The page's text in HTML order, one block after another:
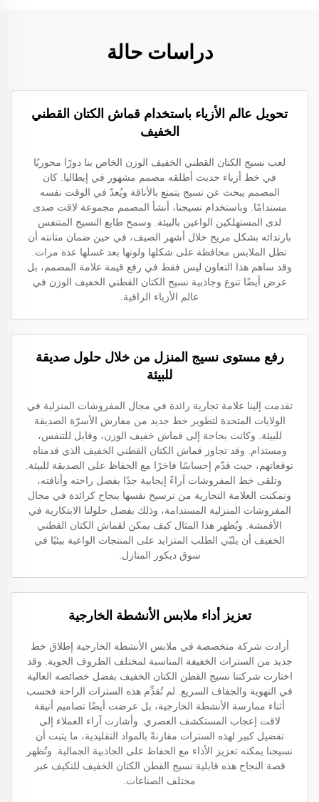
دراسات حالة
تحويل عالم الأزياء باستخدام قماش الكتان القطني
الخفيف
لعب نسيج الكتان القطني الخفيف الوزن الخاص بنا دورًا محوريًا
في خط أزياء حديث أطلقه مصمم مشهور في إيطاليا. كان
المصمم يبحث عن نسيج يتمتع بالأناقة ويُعدّ في الوقت نفسه
مستدامًا. وباستخدام نسيجنا، أنشأ المصمم مجموعة لاقت صدى
لدى المستهلكين الواعين بالبيئة. وسمح طابع النسيج المتنفس
بارتدائه بشكل مريح خلال أشهر الصيف، في حين ضمان متانته أن
تظل الملابس محافظة على شكلها ولونها بعد غسلها عدة مرات.
وقد ساهم هذا التعاون ليس فقط في رفع قيمة علامة المصمم، بل
عرض أيضًا تنوع وجاذبية نسيج الكتان القطني الخفيف الوزن في
عالم الأزياء الراقية.
رفع مستوى نسيج المنزل من خلال حلول صديقة
للبيئة
تقدمت إلينا علامة تجارية رائدة في مجال المفروشات المنزلية في
الولايات المتحدة لتطوير خط جديد من مفارش الأسرّة الصديقة
للبيئة. وكانت بحاجة إلى قماش خفيف الوزن، وقابل للتنفس،
ومستدام. وقد تجاوز قماش الكتان القطني الخفيف الذي قدمناه
توقعاتهم، حيث قدّم إحساسًا فاخرًا مع الحفاظ على الصديقة للبيئة.
وتلقى خط المفروشات آراءً إيجابية جدًا بفضل راحته وأناقته،
وتمكنت العلامة التجارية من ترسيخ نفسها بنجاح كرائدة في مجال
المفروشات المنزلية المستدامة، وذلك بفضل حلولنا الابتكارية في
الأقمشة. ويُظهر هذا المثال كيف يمكن لقماش الكتان القطني
الخفيف أن يلبّي الطلب المتزايد على المنتجات الواعية بيئيًا في
سوق ديكور المنازل.
تعزيز أداء ملابس الأنشطة الخارجية
أرادت شركة متخصصة في ملابس الأنشطة الخارجية إطلاق خط
جديد من السترات الخفيفة المناسبة لمختلف الظروف الجوية. وقد
اختارت شركتنا نسيج القطن الكتان الخفيف بفضل خصائصه العالية
في التهوية والجفاف السريع. لم تُقدِّم هذه السترات الراحة فحسب
أثناء ممارسة الأنشطة الخارجية، بل عرضت أيضًا تصاميم أنيقة
لاقت إعجاب المستكشف العصري. وأشارت آراء العملاء إلى
تفضيل كبير لهذه السترات مقارنةً بالمواد التقليدية، ما يثبت أن
نسيجنا يمكنه تعزيز الأداء مع الحفاظ على الجاذبية الجمالية. وتُظهر
قصة النجاح هذه قابلية نسيج القطن الكتان الخفيف للتكيف عبر
مختلف الصناعات.